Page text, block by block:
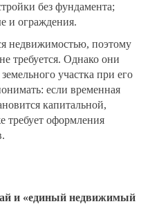
без фундамента;
и ограждения.
недвижимостью, поэтому
требуется. Однако они
участка при его
если временная
капитальной,
требует оформления
и «единый недвижимый